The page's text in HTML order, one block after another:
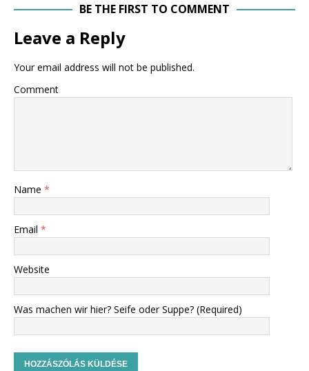
BE THE FIRST TO COMMENT
Leave a Reply
Your email address will not be published.
Comment
Name *
Email *
Website
Was machen wir hier? Seife oder Suppe? (Required)